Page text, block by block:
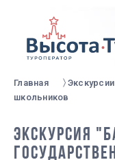
Главная
школьников
ЭКСКУРСИЯ